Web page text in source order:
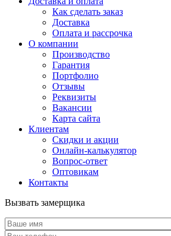
Как сделать заказ
Доставка
Оплата и рассрочка
О компании
Производство
Гарантия
Портфолио
Отзывы
Реквизиты
Вакансии
Карта сайта
Клиентам
Скидки и акции
Онлайн-калькулятор
Вопрос-ответ
Оптовикам
Контакты
Вызвать замерщика